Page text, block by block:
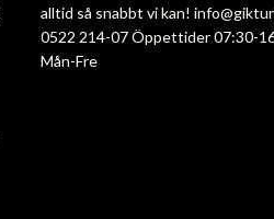
alltid så snabbt vi kan!
0522 214-07 Öppettider 07:30-
Mån-Fre